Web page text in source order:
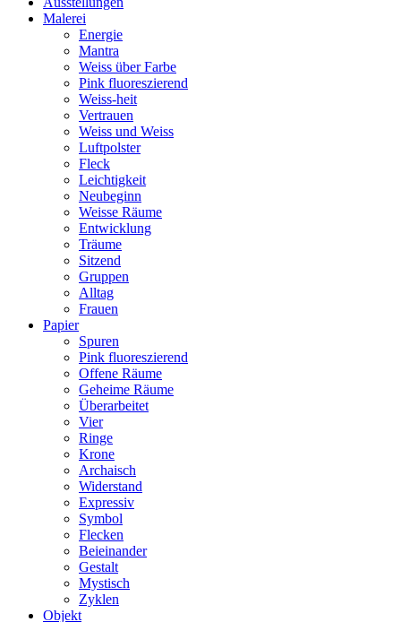
Malerei
Energie
Mantra
Weiss über Farbe
Pink fluoreszierend
Weiss-heit
Vertrauen
Weiss und Weiss
Luftpolster
Fleck
Leichtigkeit
Neubeginn
Weisse Räume
Entwicklung
Träume
Sitzend
Gruppen
Alltag
Frauen
Papier
Spuren
Pink fluoreszierend
Offene Räume
Geheime Räume
Überarbeitet
Vier
Ringe
Krone
Archaisch
Widerstand
Expressiv
Symbol
Flecken
Beieinander
Gestalt
Mystisch
Zyklen
Objekt